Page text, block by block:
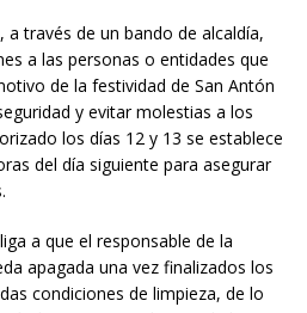
a través de un bando de alcaldía,
a las personas o entidades que
de la festividad de San Antón
y evitar molestias a los
los días 12 y 13 se establece
del día siguiente para asegurar
a que el responsable de la
apagada una vez finalizados los
condiciones de limpieza, de lo